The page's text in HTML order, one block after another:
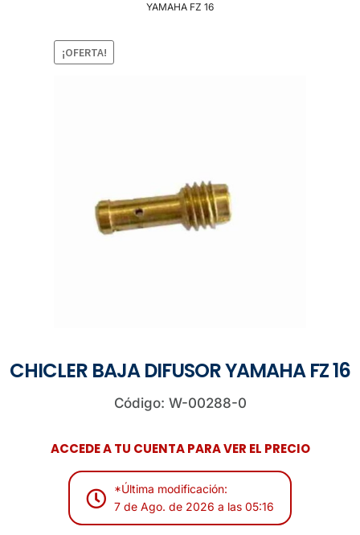
YAMAHA FZ 16
¡OFERTA!
CHICLER BAJA DIFUSOR YAMAHA FZ 16
Código: W-00288-0
ACCEDE A TU CUENTA PARA VER EL PRECIO
*Última modificación:
7 de Ago. de 2026 a las 05:16